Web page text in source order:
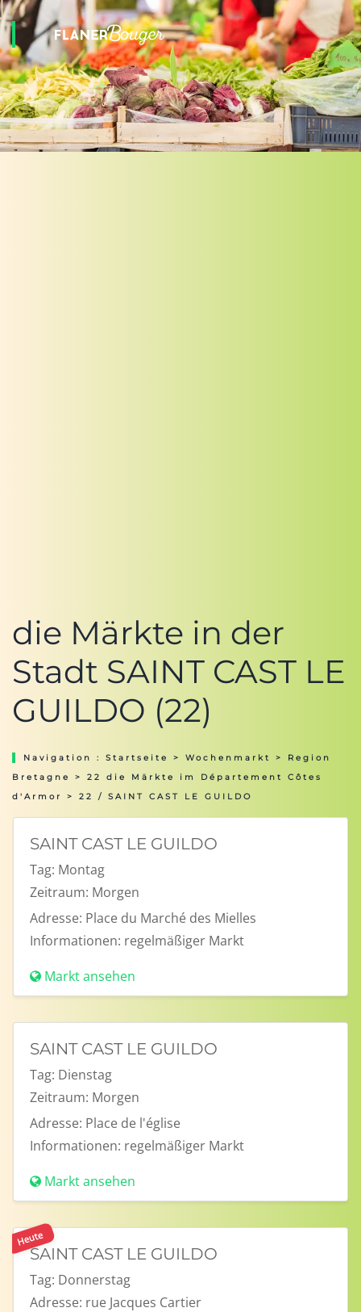
die Märkte in der
Stadt SAINT CAST LE
GUILDO (22)
Navigation : Startseite > Wochenmarkt > Region
Bretagne
> 22 die Märkte im Département Côtes
d'Armor
> 22 / SAINT CAST LE GUILDO
SAINT CAST LE GUILDO
Tag: Montag
Zeitraum: Morgen
Adresse: Place du Marché des Mielles
Informationen: regelmäßiger Markt
Markt ansehen
SAINT CAST LE GUILDO
Tag: Dienstag
Zeitraum: Morgen
Adresse: Place de l'église
Informationen: regelmäßiger Markt
Markt ansehen
Heute
SAINT CAST LE GUILDO
Tag: Donnerstag
Adresse: rue Jacques Cartier